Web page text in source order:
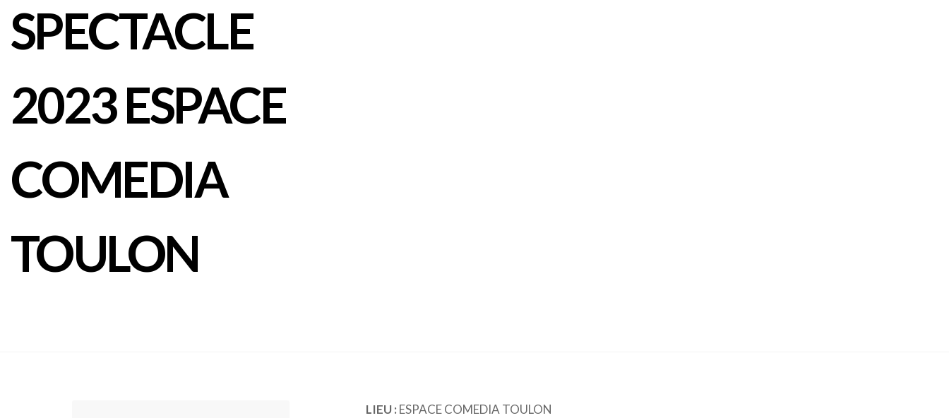
SPECTACLE
2023 ESPACE
COMEDIA
TOULON
LIEU : ESPACE COMEDIA TOULON